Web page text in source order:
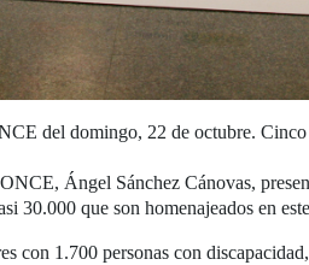
del domingo, 22 de octubre.
Ángel Sánchez Cánovas,
30.000 que son homenajeados en
con 1.700 personas con